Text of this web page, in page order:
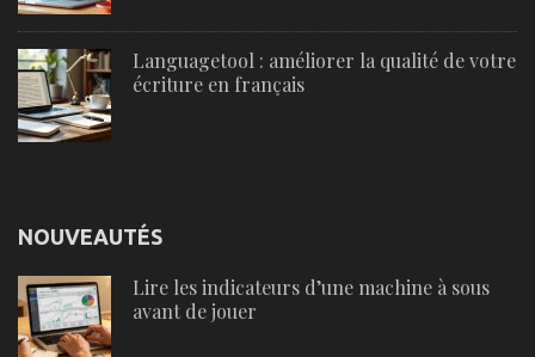
Languagetool : améliorer la qualité de votre
écriture en français
NOUVEAUTÉS
Lire les indicateurs d’une machine à sous
avant de jouer